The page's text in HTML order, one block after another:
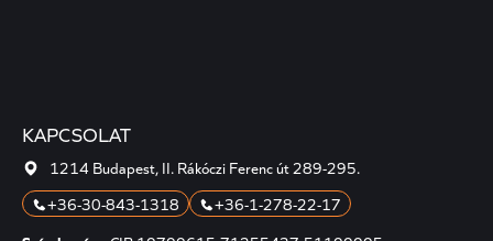
KAPCSOLAT
1214 Budapest, II. Rákóczi Ferenc út 289-295.
+36-30-843-1318 +36-1-278-22-17